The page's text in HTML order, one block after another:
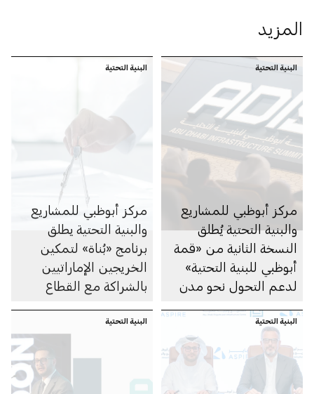
المزيد
البنية التحتية
مركز أبوظبي للمشاريع
والبنية التحتية يُطلق
النسخة الثانية من «قمة
أبوظبي للبنية التحتية»
لدعم التحول نحو مدن
البنية التحتية
مركز أبوظبي للمشاريع
والبنية التحتية يطلق
برنامج «بُناة» لتمكين
الخريجين الإماراتيين
بالشراكة مع القطاع
البنية التحتية البنية التحتية